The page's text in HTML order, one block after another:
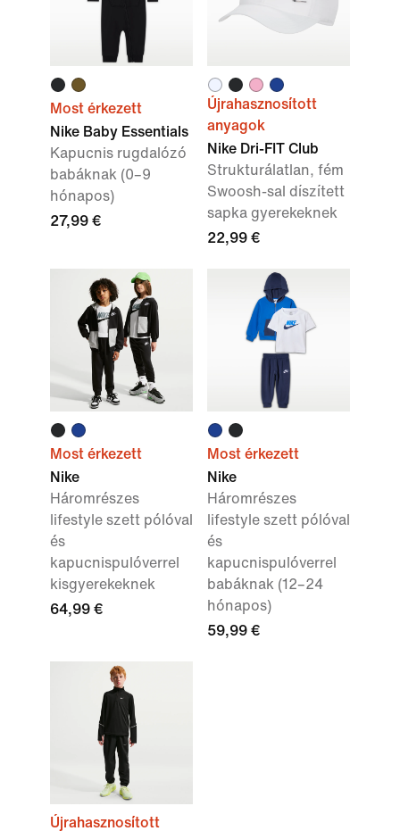
Most érkezett
Nike Baby Essentials
Kapucnis rugdalózó
babáknak (0–9
hónapos)
27,99 €
Újrahasznosított
anyagok
Nike Dri-FIT Club
Strukturálatlan, fém
Swoosh-sal díszített
sapka gyerekeknek
22,99 €
Most érkezett
Nike
Háromrészes
lifestyle szett pólóval
és
kapucnispulóverrel
kisgyerekeknek
64,99 €
Most érkezett
Nike
Háromrészes
lifestyle szett pólóval
és
kapucnispulóverrel
babáknak (12–24
hónapos)
59,99 €
Újrahasznosított